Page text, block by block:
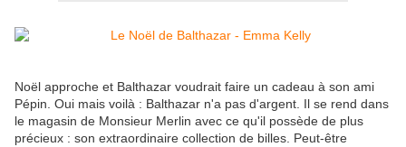
Noël approche et Balthazar voudrait faire un cadeau à son ami
Pépin. Oui mais voilà : Balthazar n'a pas d'argent. Il se rend dans
le magasin de Monsieur Merlin avec ce qu'il possède de plus
précieux : son extraordinaire collection de billes. Peut-être